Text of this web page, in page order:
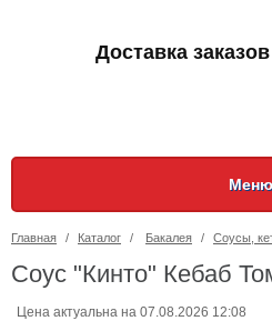
Доставка
Меню
Главная / Каталог / Бакалея / Соусы,
Соус "Кинто" Кебаб
Цена актуальна на 07.08.2026 12:08